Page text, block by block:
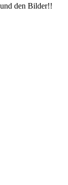
den Bilder!!